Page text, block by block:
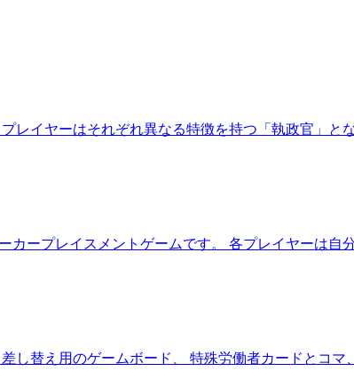
レイヤーはそれぞれ異なる特徴を持つ「執政官」
カープレイスメントゲームです。 各プレイヤーは
し替え用のゲームボード、 特殊労働者カードとコ